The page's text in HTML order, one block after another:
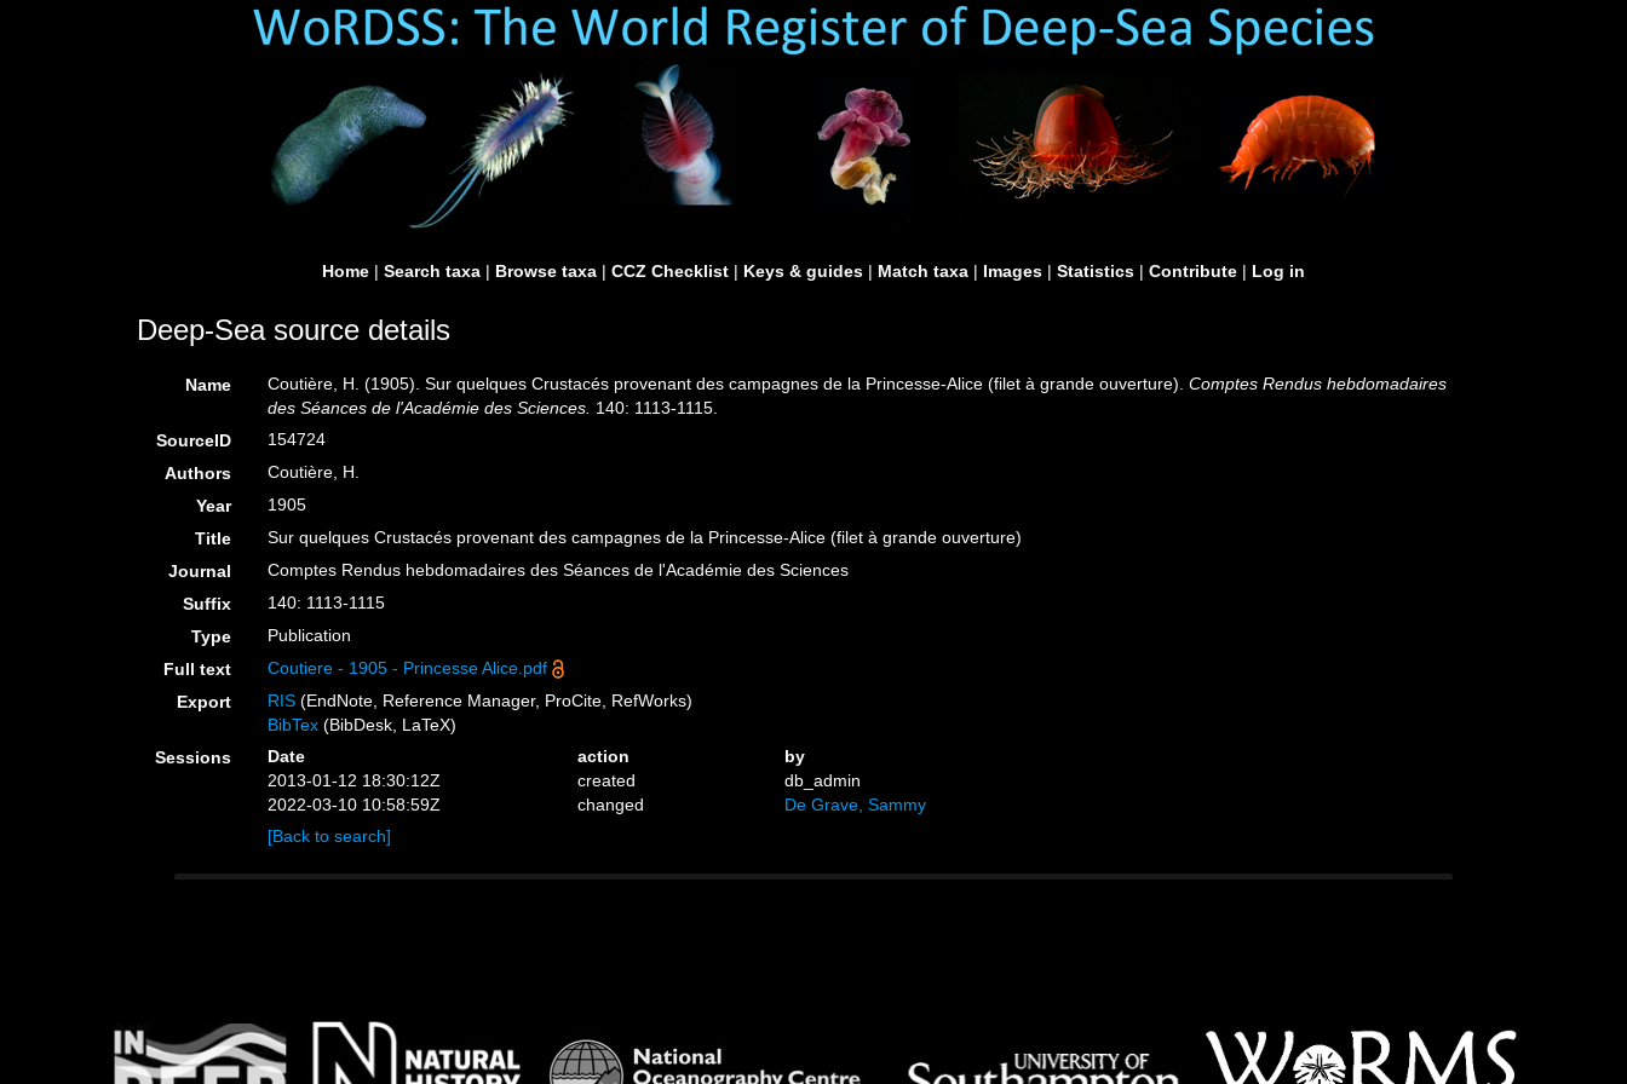
Home | Search taxa | Browse taxa | CCZ Checklist | Keys & guides | Match taxa | Images | Statistics | Contribute | Log in
Deep-Sea source details
Name Coutière, H. (1905). Sur quelques Crustacés provenant des campagnes de la Princesse-Alice (filet à grande ouverture).Comptes Rendus hebdomadaires
des Séances de l'Académie des Sciences. 140: 1113-1115.
SourceID
154724
Authors
Coutière, H.
Year
1905
Title
Sur quelques Crustacés provenant des campagnes de la Princesse-Alice (filet à grande ouverture)
Journal
Comptes Rendus hebdomadaires des Séances de l'Académie des Sciences
Suffix
140: 1113-1115
Type
Publication
Full text
Coutiere - 1905 - Princesse Alice.pdf
Export
RIS (EndNote, Reference Manager, ProCite, RefWorks)
BibTex (BibDesk, LaTeX)
Sessions
Date action
by
2013-01-12 18:30:12Z
created
db_admin
2022-03-10 10:58:59Z
changed
De Grave, Sammy
[Back to search]